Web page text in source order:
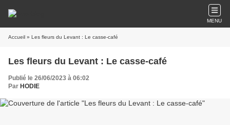
MENU
Accueil » Les fleurs du Levant : Le casse-café
Les fleurs du Levant : Le casse-café
Publié le 26/06/2023 à 06:02
Par HODIE